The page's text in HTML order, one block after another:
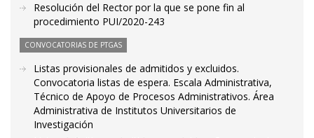
Resolución del Rector por la que se pone fin al
procedimiento PUI/2020-243
CONVOCATORIAS DE PTGAS
Listas provisionales de admitidos y excluidos.
Convocatoria listas de espera. Escala Administrativa,
Técnico de Apoyo de Procesos Administrativos. Área
Administrativa de Institutos Universitarios de
Investigación